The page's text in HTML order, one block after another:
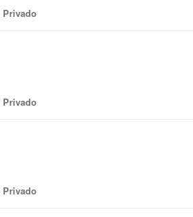
Privado
Privado
Privado